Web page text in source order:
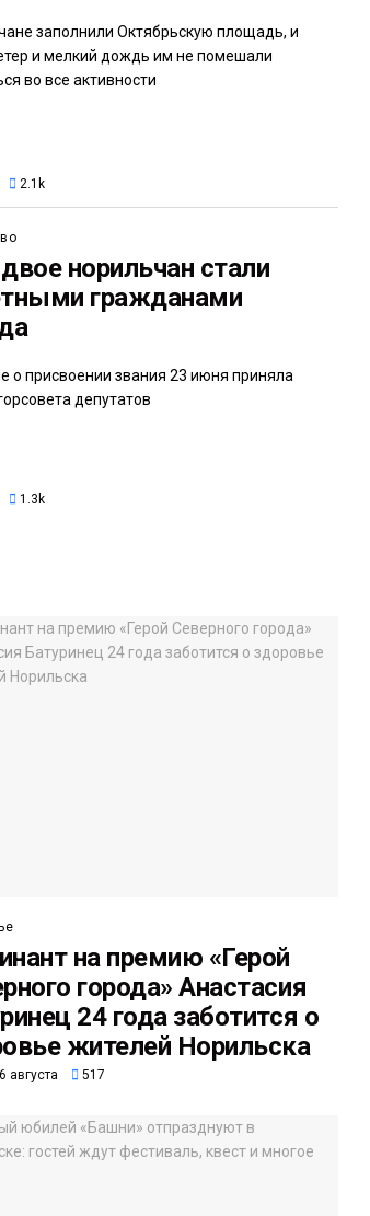
заполнили Октябрьскую площадь, и
и мелкий дождь им не помешали
во все активности
2.1k
норильчан стали
гражданами
о присвоении звания 23 июня приняла
депутатов
1.3k
на премию «Герой
города» Анастасия
24 года заботится о
жителей Норильска
517